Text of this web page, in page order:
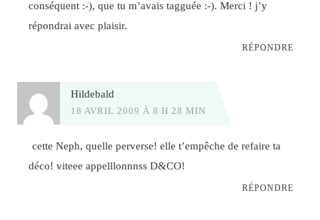
conséquent :-), que tu m’avais tagguée :-). Merci ! j’y
répondrai avec plaisir.
RÉPONDRE
Hildebald
18 AVRIL 2009 À 8 H 28 MIN
cette Neph, quelle perverse! elle t’empêche de refaire ta
déco! viteee appelllonnnss D&CO!
RÉPONDRE